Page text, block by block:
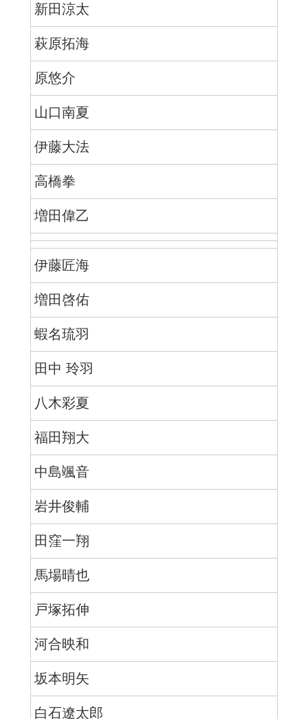
新田涼太
萩原拓海
原悠介
山口南夏
伊藤大法
高橋拳
増田偉乙
伊藤匠海
増田啓佑
蝦名琉羽
田中 玲羽
八木彩夏
福田翔大
中島颯音
岩井俊輔
田窪一翔
馬場晴也
戸塚拓伸
河合映和
坂本明矢
白石遼太郎